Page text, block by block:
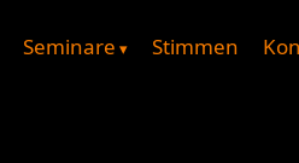
Seminare Stimmen